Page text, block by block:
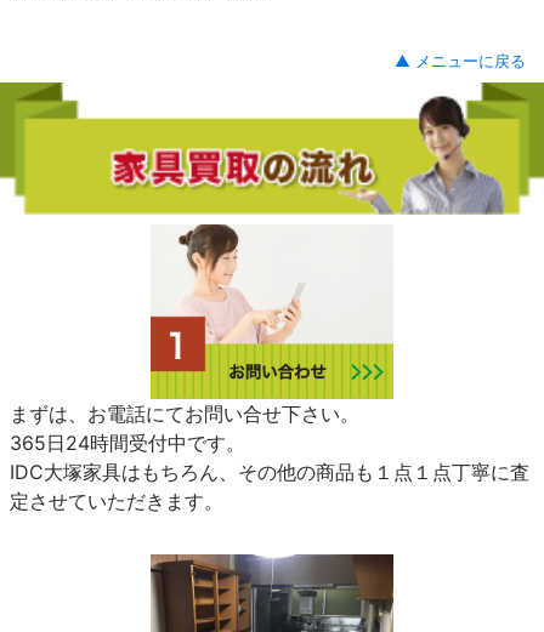
▲ メニューに戻る
まずは、お電話にてお問い合せ下さい。
365日24時間受付中です。
IDC大塚家具はもちろん、その他の商品も１点１点丁寧に査
定させていただきます。